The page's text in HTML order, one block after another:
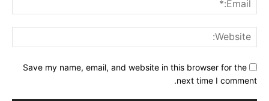
Save my name, email, and website in this browser for the
next time I comment.